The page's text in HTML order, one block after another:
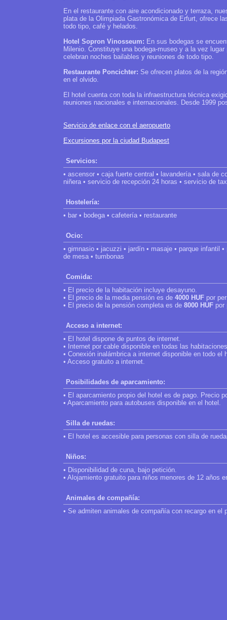
En el restaurante con aire acondicionado y terraza,
plata de la Olimpiada Gastronómica de Erfurt, ofrece
todo tipo, café y helados.
Hotel Sopron Vinosseum: En sus bodegas se
Milenio. Constituye una bodega-museo y a la vez
celebran noches bailables y reuniones de todo tipo.
Restaurante Poncichter: Se ofrecen platos de la
en el olvido.
El hotel cuenta con toda la infraestructura técnica
reuniones nacionales e internacionales. Desde 1999
Servicio de enlace con el aeropuerto
Excursiones por la ciudad Budapest
Servicios:
• ascensor • caja fuerte central • lavandería • sala de
niñera • servicio de recepción 24 horas • servicio de
Hostelería:
• bar • bodega • cafetería • restaurante
Ocio:
• gimnasio • jacuzzi • jardín • masaje • parque infantil
de mesa • tumbonas
Comida:
• El precio de la habitación incluye desayuno.
• El precio de la media pensión es de 4000 HUF por
• El precio de la pensión completa es de 8000 HUF por
Acceso a internet:
• El hotel dispone de puntos de internet.
• Internet por cable disponible en todas las
• Conexión inalámbrica a internet disponible en todo el
• Acceso gratuito a internet.
Posibilidades de aparcamiento:
• El aparcamiento propio del hotel es de pago. Precio
• Aparcamiento para autobuses disponible en el hotel.
Silla de ruedas:
• El hotel es accesible para personas con silla de
Niños:
• Disponibilidad de cuna, bajo petición.
• Alojamiento gratuito para niños menores de 12 años
Animales de compañía:
• Se admiten animales de compañía con recargo en el